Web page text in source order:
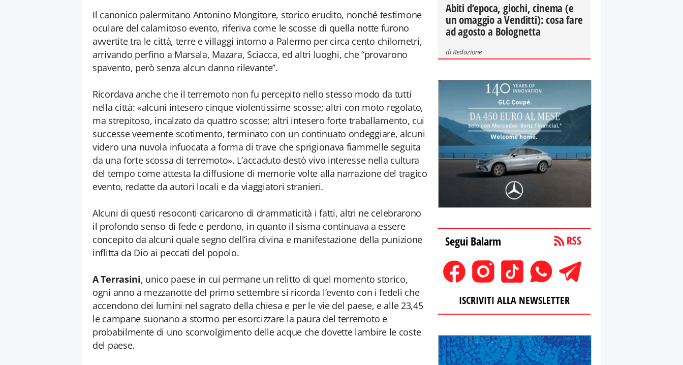
Il canonico palermitano Antonino Mongitore, storico erudito, nonché testimone
oculare del calamitoso evento, riferiva come le scosse di quella notte furono
avvertite tra le città, terre e villaggi intorno a Palermo per circa cento chilometri,
arrivando perfino a Marsala, Mazara, Sciacca, ed altri luoghi, che “provarono
spavento, però senza alcun danno rilevante”.
Ricordava anche che il terremoto non fu percepito nello stesso modo da tutti
nella città: «alcuni intesero cinque violentissime scosse; altri con moto regolato,
ma strepitoso, incalzato da quattro scosse; altri intesero forte traballamento, cui
successe veemente scotimento, terminato con un continuato ondeggiare, alcuni
videro una nuvola infuocata a forma di trave che sprigionava fiammelle seguita
da una forte scossa di terremoto». L’accaduto destò vivo interesse nella cultura
del tempo come attesta la diffusione di memorie volte alla narrazione del tragico
evento, redatte da autori locali e da viaggiatori stranieri.
Alcuni di questi resoconti caricarono di drammaticità i fatti, altri ne celebrarono
il profondo senso di fede e perdono, in quanto il sisma continuava a essere
concepito da alcuni quale segno dell’ira divina e manifestazione della punizione
inflitta da Dio ai peccati del popolo.
A Terrasini, unico paese in cui permane un relitto di quel momento storico,
ogni anno a mezzanotte del primo settembre si ricorda l’evento con i fedeli che
accendono dei lumini nel sagrato della chiesa e per le vie del paese, e alle 23,45
le campane suonano a stormo per esorcizzare la paura del terremoto e
probabilmente di uno sconvolgimento delle acque che dovette lambire le coste
del paese.
Abiti d’epoca, giochi, cinema (e
un omaggio a Venditti): cosa fare
ad agosto a Bolognetta
diRedazione
Segui Balarm
ISCRIVITI ALLA NEWSLETTER